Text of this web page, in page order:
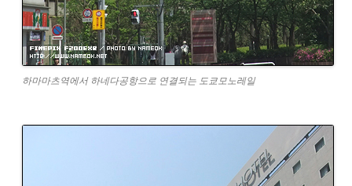
하마마츠역에서 하네다공항으로 연결되는 도쿄모노레일